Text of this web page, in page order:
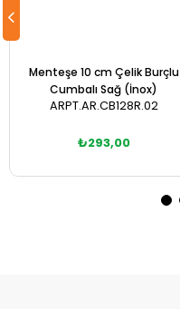
Menteşe 10 cm Çelik Burçlu
Cumbalı Sağ (İnox)
ARPT.AR.CB128R.02
₺293,00